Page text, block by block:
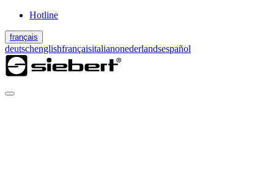
Hotline
français
deutschenglishfrançaisitalianonederlandsespañol